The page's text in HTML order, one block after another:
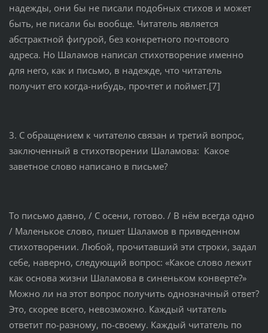
надежды, они бы не писали подобных стихов и может
быть, не писали бы вообще. Читатель является
абстрактной фигурой, без конкретного почтового
адреса. Но Шаламов написал стихотворение именно
для него, как и письмо, в надежде, что читатель
получит его когда-нибудь, прочтет и поймет.[7]
3. С обращением к читателю связан и третий вопрос,
заключенный в стихотворении Шаламова: Какое
заветное слово написано в письме?
То письмо давно, / С осени, готово. / В нём всегда одно
/ Маленькое слово, пишет Шаламов в приведенном
стихотворении. Любой, прочитавший эти строки, задал
себе, наверно, следующий вопрос: «Какое слово лежит
как основа жизни Шаламова в синеньком конверте?»
Можно ли на этот вопрос получить однозначный ответ?
Это, скорее всего, невозможно. Каждый читатель
ответит по-разному, по-своему. Каждый читатель по